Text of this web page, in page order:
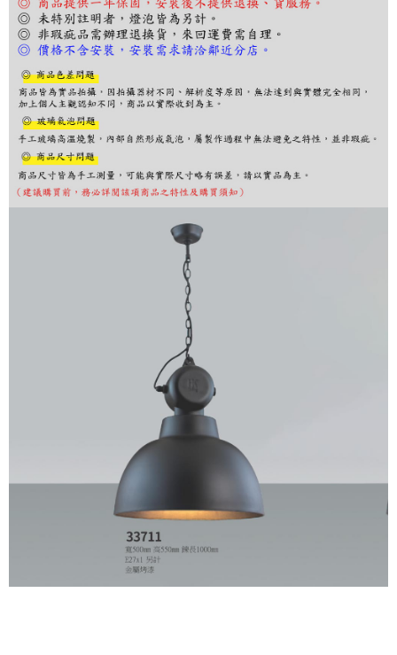
【「AFTEE先享後付」結帳流程】
１．於結帳方式選擇「AFTEE先享後付」後，將跳轉至「AFTEE先享後付」
結帳頁面，進行簡訊認證並確認金額後，即可完成結帳。
２．訂單成立數日內，您將收到繳費通知簡訊。
３．收到繳費通知簡訊後14天內，點擊此簡訊中的連結，可透過四大超商／
ATM／網路銀行／等多元方式進行付款，方視為交易完成。
※ 請注意：結帳手續完成當下不需立刻繳費，但若您需要取消訂單，請聯絡
購買商品的店家。未經商家同意取消之訂單仍視為有效，需透過AFTEE先享
後付繳納相關費用。
※ 交易是否成功請以「AFTEE先享後付 」之結帳頁面顯示為準，若有關於
是否繳費成功／繳費後需取消欲退款等相關疑問，請聯繫「AFTEE先享後付
客戶支援中心」
https://netprotections.freshdesk.com/support/home
１．透過由恩沛科技股份有限公司提供之「AFTEE先享後付」服務完成之交
易，需依本服務之必要範圍內提供個人資料，並將交易相關給付款項請求債
２．關於個人資料處理事宜，請瀏覽以下網址：
３．未成年的使用者請事先徵得法定代理人或監護人之同意方可使用
「AFTEE先享後付」，若未經同意申辦者引起之損失，本公司不負相關責
４．使用「AFTEE先享後付」時，將依據個別帳號之用戶狀況，依本公司即
時審查核予不同之上限額度；若仍有額度不足之情形，本公司將視審查結果
５．嚴禁一人註冊多個帳號或使用他人資訊註冊。若發現惡意使用之情形，
恩沛科技股份有限公司將有權停止該用戶之使用額度並採取法律行動。
每筆NT$180，滿NT$5,000(含以上)免運費